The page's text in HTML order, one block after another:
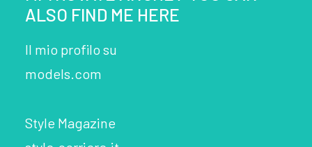
ALSO FIND ME HERE
Il mio profilo su
models.com
Style Magazine